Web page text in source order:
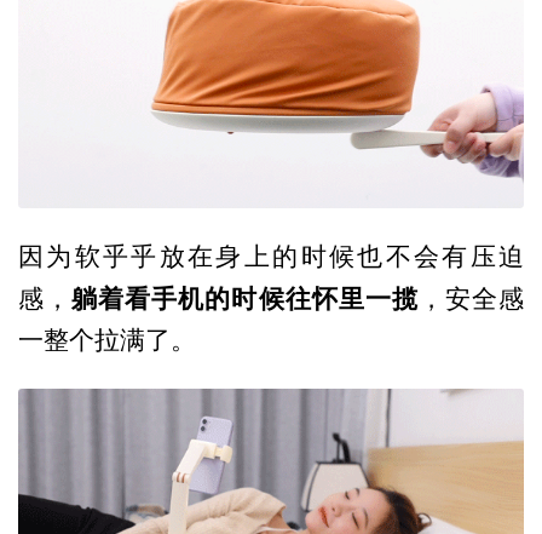
因为软乎乎放在身上的时候也不会有压迫
感，躺着看手机的时候往怀里一揽，安全感
一整个拉满了。